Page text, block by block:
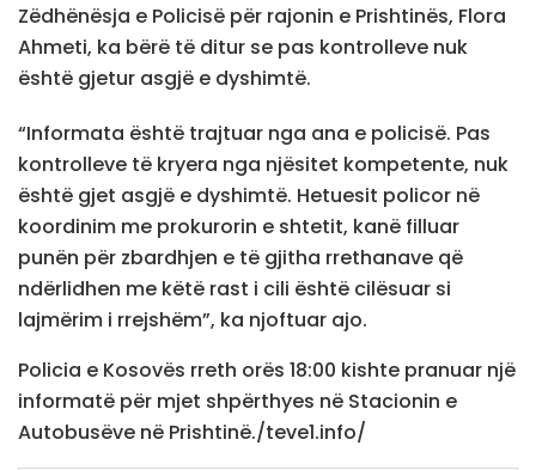
Zëdhënësja e Policisë për rajonin e Prishtinës, Flora
Ahmeti, ka bërë të ditur se pas kontrolleve nuk
është gjetur asgjë e dyshimtë.
“Informata është trajtuar nga ana e policisë. Pas
kontrolleve të kryera nga njësitet kompetente, nuk
është gjet asgjë e dyshimtë. Hetuesit policor në
koordinim me prokurorin e shtetit, kanë filluar
punën për zbardhjen e të gjitha rrethanave që
ndërlidhen me këtë rast i cili është cilësuar si
lajmërim i rrejshëm”, ka njoftuar ajo.
Policia e Kosovës rreth orës 18:00 kishte pranuar një
informatë për mjet shpërthyes në Stacionin e
Autobusëve në Prishtinë./teve1.info/